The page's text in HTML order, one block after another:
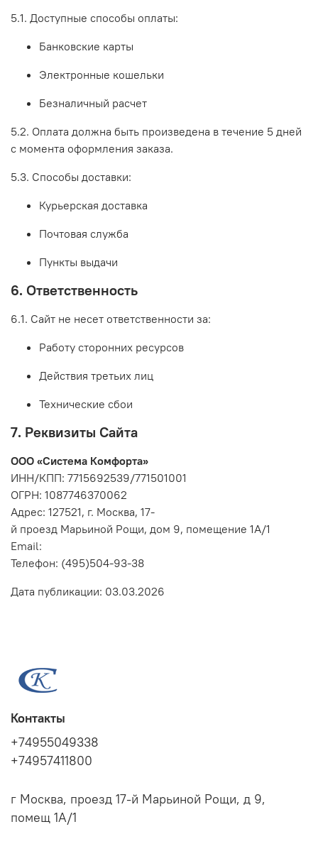
5.1. Доступные способы оплаты:
Банковские карты
Электронные кошельки
Безналичный расчет
5.2. Оплата должна быть произведена в течение 5 дней
с момента оформления заказа.
5.3. Способы доставки:
Курьерская доставка
Почтовая служба
Пункты выдачи
6. Ответственность
6.1. Сайт не несет ответственности за:
Работу сторонних ресурсов
Действия третьих лиц
Технические сбои
7. Реквизиты Сайта
ООО «Система Комфорта»
ИНН/КПП: 7715692539/771501001
ОГРН: 1087746370062
Адрес: 127521, г. Москва, 17-
й проезд Марьиной Рощи, дом 9, помещение 1А/1
Email:
Телефон: (495)504-93-38
Дата публикации: 03.03.2026
Контакты
+74955049338
+74957411800
г Москва, проезд 17-й Марьиной Рощи, д 9,
помещ 1А/1